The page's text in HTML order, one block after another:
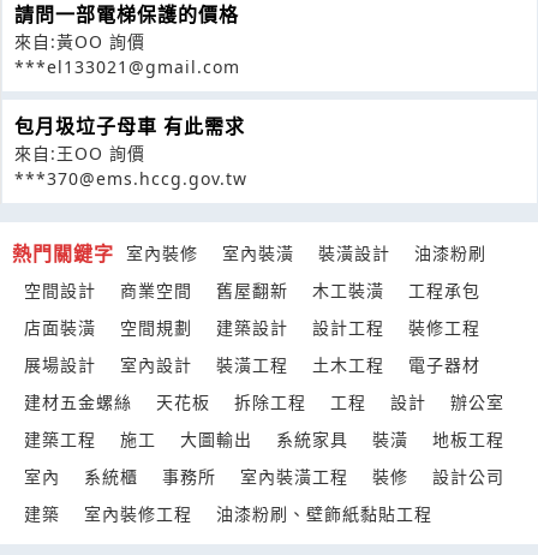
請問一部電梯保護的價格
來自:黃OO 詢價
***el133021@gmail.com
包月圾垃子母車 有此需求
來自:王OO 詢價
***370@ems.hccg.gov.tw
熱門關鍵字 室內裝修 室內裝潢 裝潢設計
油漆粉刷
空間設計
商業空間 舊屋翻新 木工裝潢
工程承包
店面裝潢
空間規劃 建築設計 設計工程
裝修工程
展場設計
室內設計 裝潢工程 土木工程
電子器材
建材五金螺絲
天花板 拆除工程 工程 設計
辦公室
建築工程
施工 大圖輸出 系統家具 裝潢
地板工程
室內
系統櫃 事務所 室內裝潢工程 裝修
設計公司
建築
室內裝修工程 油漆粉刷、壁飾紙黏貼工程